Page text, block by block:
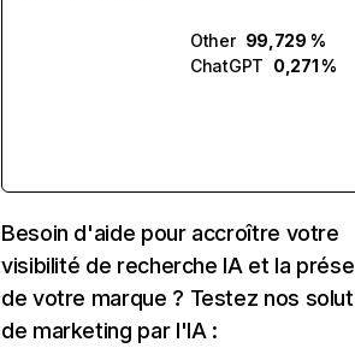
Other 99,729 %
ChatGPT 0,271 %
Besoin d'aide pour accroître votre
visibilité de recherche IA et la
de votre marque ? Testez nos
de marketing par l'IA :